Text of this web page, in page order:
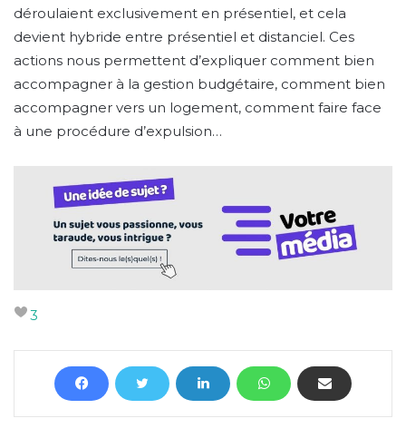
déroulaient exclusivement en présentiel, et cela
devient hybride entre présentiel et distanciel. Ces
actions nous permettent d’expliquer comment bien
accompagner à la gestion budgétaire, comment bien
accompagner vers un logement, comment faire face
à une procédure d’expulsion…
3